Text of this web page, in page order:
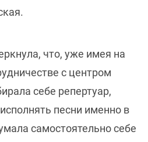
что, уже имея на
с центром
себе репертуар,
песни именно в
самостоятельно себе